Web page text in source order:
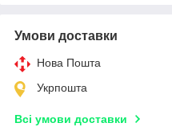
Умови доставки
Нова Пошта
Укрпошта
Всі умови доставки